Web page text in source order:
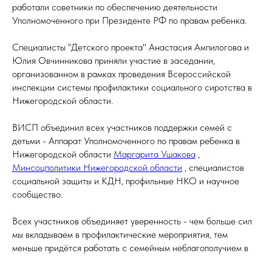
работали советники по обеспечению деятельности
Уполномоченного при Президенте РФ по правам ребенка.
Специалисты "Детского проекта" Анастасия Ампилогова и
Юлия Овчинникова приняли участие в заседании,
организованном в рамках проведения Всероссийской
инспекции системы профилактики социального сиротства в
Нижегородской области.
ВИСП объединил всех участников поддержки семей с
детьми - Аппарат Уполномоченного по правам ребенка в
Нижегородской области Маргарита Ушакова ,
Минсоцполитики Нижегородской области , специалистов
социальной защиты и КДН, профильные НКО и научное
сообщество.
Всех участников объединяет уверенность - чем больше сил
мы вкладываем в профилактические мероприятия, тем
меньше придётся работать с семейным неблагополучием в